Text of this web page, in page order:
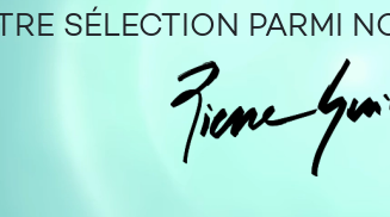
SÉLECTION PARMI